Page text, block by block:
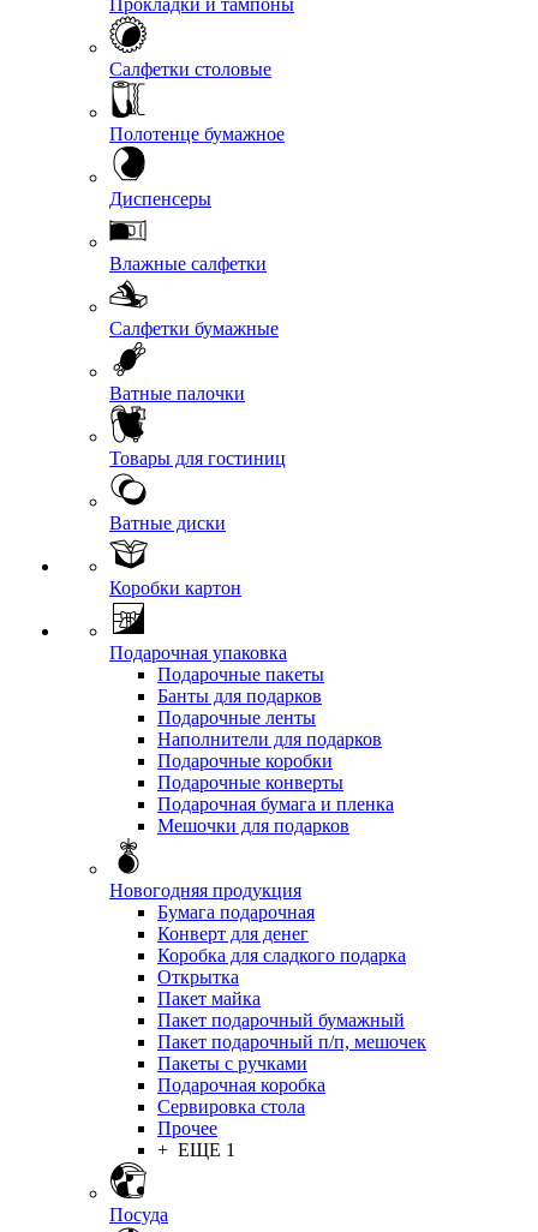
Прокладки и тампоны
Салфетки столовые
Полотенце бумажное
Диспенсеры
Влажные салфетки
Салфетки бумажные
Ватные палочки
Товары для гостиниц
Ватные диски
Коробки картон
Подарочная упаковка
Подарочные пакеты
Банты для подарков
Подарочные ленты
Наполнители для подарков
Подарочные коробки
Подарочные конверты
Подарочная бумага и пленка
Мешочки для подарков
Новогодняя продукция
Бумага подарочная
Конверт для денег
Коробка для сладкого подарка
Открытка
Пакет майка
Пакет подарочный бумажный
Пакет подарочный п/п, мешочек
Пакеты с ручками
Подарочная коробка
Сервировка стола
Прочее
+ ЕЩЕ 1
Посуда